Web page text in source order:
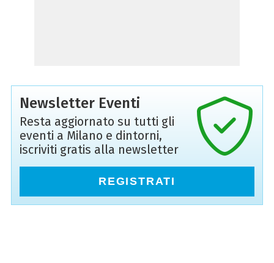
Newsletter Eventi
Resta aggiornato su tutti gli
eventi a Milano e dintorni,
iscriviti gratis alla newsletter
REGISTRATI